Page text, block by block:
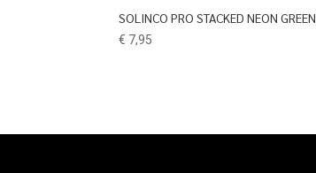
SOLINCO PRO STACKED NEON GREEN
€ 7,95